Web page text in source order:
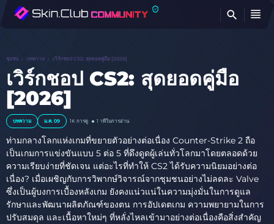
ชุมชน บทความ เวิร์กชอป CS2: สุดยอดคู่มือ [2026]
เวิร์กชอป CS2: สุดยอดคู่มือ
[2026]
บทความ ม.ค. 09 1K การดู 1 าทีในการอ่าน
ท่ามกลางโลกแห่งเกมที่ขยายตัวอย่างต่อเนื่อง Counter-Strike 2 ถือ
เป็นเกมการแข่งขันแบบ 5 ต่อ 5 ที่ดึงดูดผู้เล่นทั่วโลกมาโดยตลอดด้วย
ความเรียบง่ายที่ชัดเจน แต่อะไรที่ทำให้ CS2 ได้รับความนิยมอย่างต่อ
เนื่อง? เมื่อเผชิญกับการวิพากษ์วิจารณ์จากชุมชนอย่างไม่ลดละ Valve
ซึ่งเป็นผู้บงการเบื้องหลังเกม ยังคงแน่วแน่ในความมุ่งมั่นในการดูแล
รักษาและพัฒนาผลิตภัณฑ์ของตน การอัปเดตเกม ความพยายามในการ
ปรับสมดุล และเนื้อหาใหม่ๆ ที่หลั่งไหลเข้ามาอย่างต่อเนื่องคือสิ่งสำคัญ